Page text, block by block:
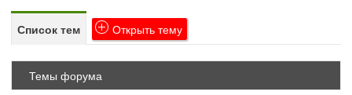
Список тем Открыть тему
Темы форума